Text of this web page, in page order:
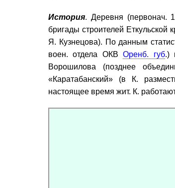
История. Деревня (первонач.
бригады строителей
Я. Кузнецова). По данным
воен. отдела ОКВОренб. губ.)
Ворошилова (позднее
«Каратабанский» (в К.
настоящее время жит. К.